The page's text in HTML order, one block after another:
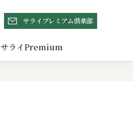
サライプレミアム倶楽部
サライPremium